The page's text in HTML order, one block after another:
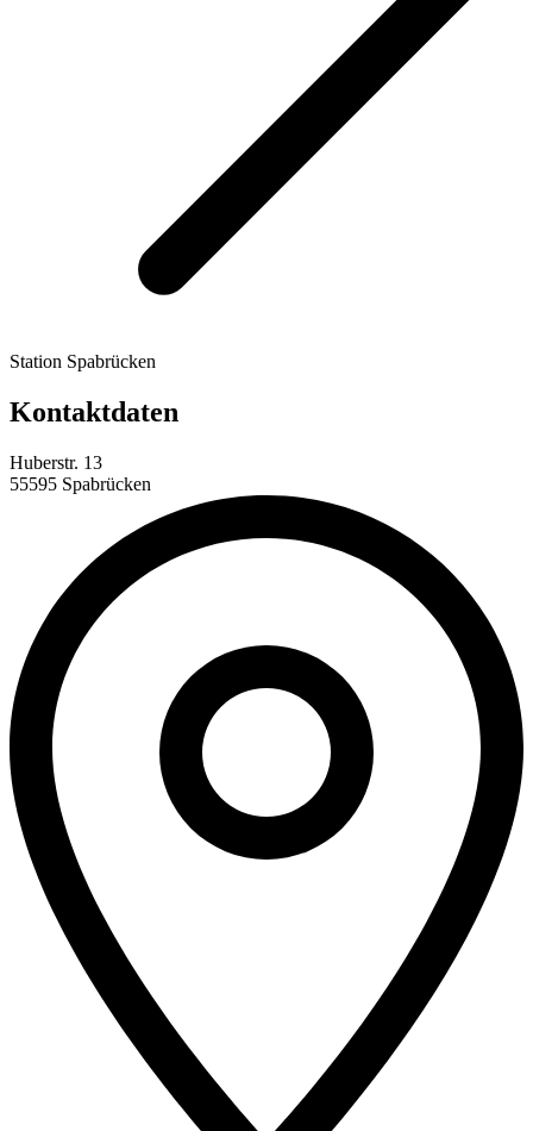
Station Spabrücken
Kontaktdaten
Huberstr. 13
55595 Spabrücken